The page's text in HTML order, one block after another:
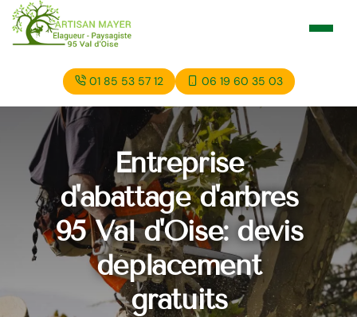
01 85 53 57 12 06 19 60 35 03
Entreprise
d'abattage d'arbres
95 Val d'Oise: devis
déplacement
gratuits